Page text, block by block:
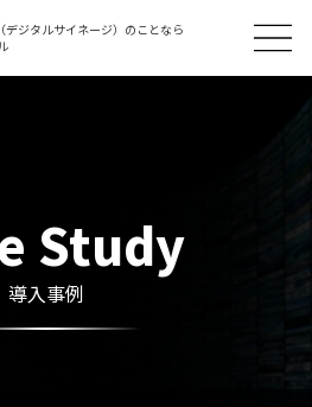
デジタルサイネージ）のことなら
Study
導入事例